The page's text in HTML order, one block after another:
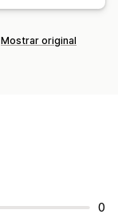
Mostrar original
0